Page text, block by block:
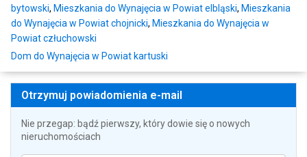
bytowski, Mieszkania do Wynajęcia w Powiat elbląski, Mieszkania
do Wynajęcia w Powiat chojnicki, Mieszkania do Wynajęcia w
Powiat człuchowski
Dom do Wynajęcia w Powiat kartuski
Otrzymuj powiadomienia e-mail
Nie przegap: bądź pierwszy, który dowie się o nowych
nieruchomościach